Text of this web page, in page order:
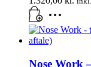
Nose Work